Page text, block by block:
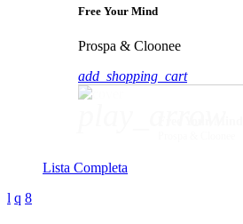
Free Your Mind
Prospa & Cloonee
add_shopping_cart
Lista Completa